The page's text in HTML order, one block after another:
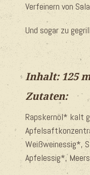
Verfeinern von
Und sogar zu
Inhalt: 125
Zutaten:
Rapskernöl* kalt
Weißweinessig*,
Apfelessig*,